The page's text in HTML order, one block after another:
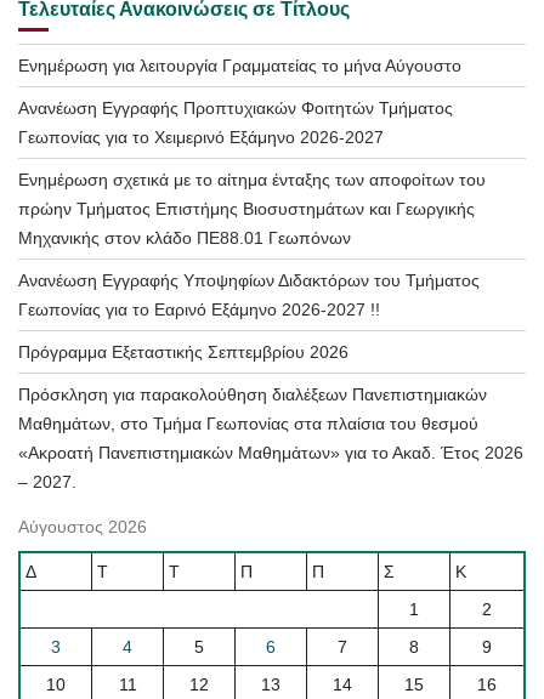
Τελευταίες Ανακοινώσεις σε Τίτλους
Ενημέρωση για λειτουργία Γραμματείας το μήνα Αύγουστο
Ανανέωση Εγγραφής Προπτυχιακών Φοιτητών Τμήματος
Γεωπονίας για το Χειμερινό Εξάμηνο 2026-2027
Ενημέρωση σχετικά με το αίτημα ένταξης των αποφοίτων του
πρώην Τμήματος Επιστήμης Βιοσυστημάτων και Γεωργικής
Μηχανικής στον κλάδο ΠΕ88.01 Γεωπόνων
Ανανέωση Εγγραφής Υποψηφίων Διδακτόρων του Τμήματος
Γεωπονίας για το Εαρινό Εξάμηνο 2026-2027 !!
Πρόγραμμα Εξεταστικής Σεπτεμβρίου 2026
Πρόσκληση για παρακολούθηση διαλέξεων Πανεπιστημιακών
Μαθημάτων, στο Τμήμα Γεωπονίας στα πλαίσια του θεσμού
«Ακροατή Πανεπιστημιακών Μαθημάτων» για το Ακαδ. Έτος 2026
– 2027.
Αύγουστος 2026
Δ Τ Τ Π Π Σ
Κ
1
2
3
4 5 6 7 8
9
10
11 12 13 14 15
16